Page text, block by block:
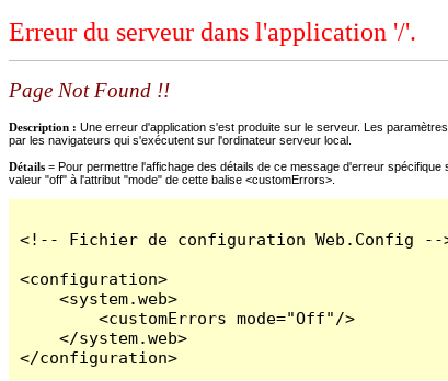
Erreur du serveur dans l'application '/'.
Page Not Found !!
Description : Une erreur d'application s'est produite sur le serveur. Les
par les navigateurs qui s'exécutent sur l'ordinateur serveur local.
Détails = Pour permettre l'affichage des détails de ce message d'erreur
valeur "off" à l'attribut "mode" de cette balise <customErrors>.
<!-- Fichier de configuration Web.Config --
<configuration>
    <system.web>
        <customErrors mode="Off"/>
    </system.web>
</configuration>